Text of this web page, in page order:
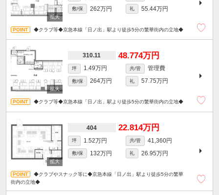
敷/保 262万円 礼 55.44万円
◆クラブ等◆京急本線「日ノ出」駅より徒歩5分の繁華街内の立地◆
310.11 48.774万円
坪 1.49万円 共/管 管理費
敷/保 264万円 礼 57.75万円
◆クラブ等◆京急本線「日ノ出」駅より徒歩5分の繁華街内の立地◆
404 22.814万円
坪 1.52万円 共/管 41,360円
敷/保 132万円 礼 26.95万円
◆クラブやスナック等に◆京急本線「日ノ出」駅より徒歩5分の繁華
街内の立地◆